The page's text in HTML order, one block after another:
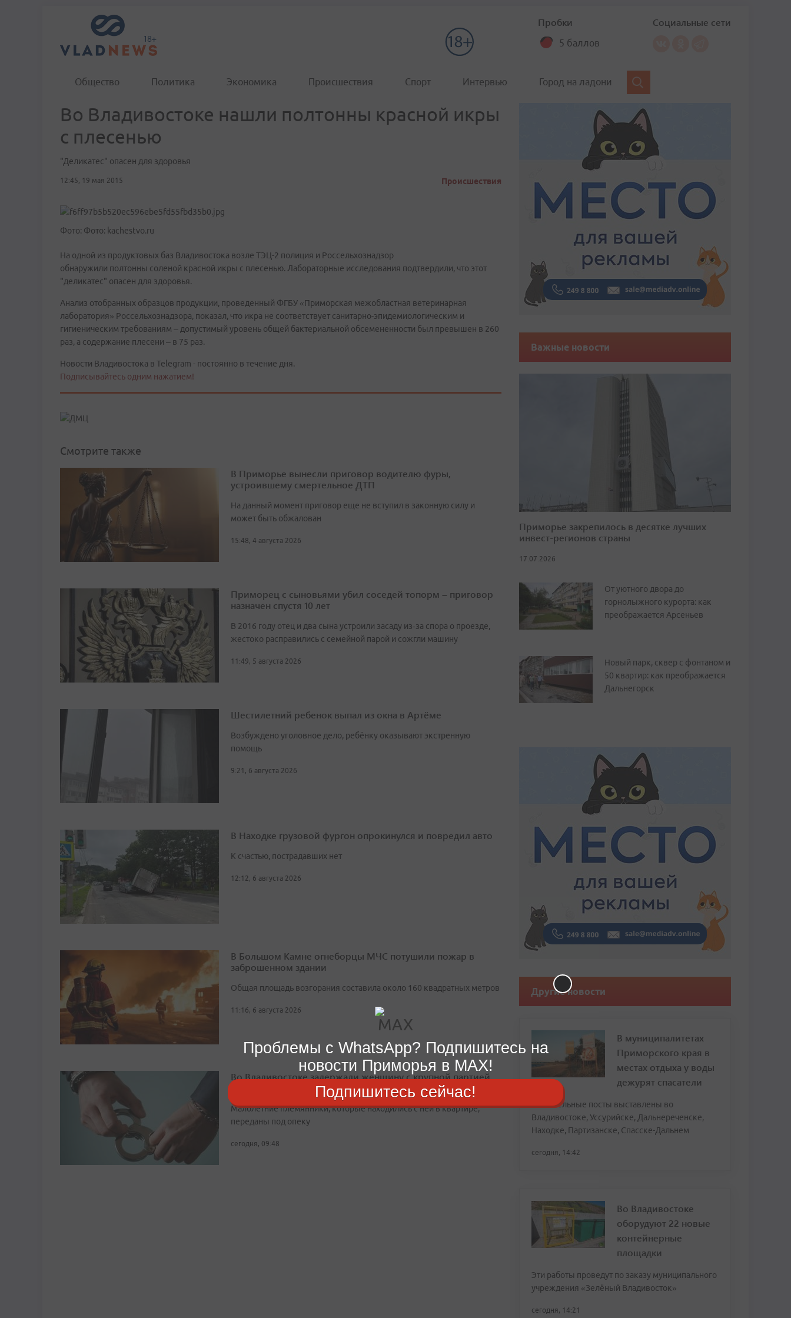
Пробки
5 баллов
Социальные сети
Общество Политика Экономика Происшествия Спорт Интервью Город на ладони
Во Владивостоке нашли полтонны красной икры
с плесенью
"Деликатес" опасен для здоровья
12:45, 19 мая 2015 Происшествия
Фото: Фото: kachestvo.ru
На одной из продуктовых баз Владивостока возле ТЭЦ-2 полиция и Россельхознадзор
обнаружили полтонны соленой красной икры с плесенью. Лабораторные исследования подтвердили, что этот
"деликатес" опасен для здоровья.
Анализ отобранных образцов продукции, проведенный ФГБУ «Приморская межобластная ветеринарная
лаборатория» Россельхознадзора, показал, что икра не соответствует санитарно-эпидемиологическим и
гигиеническим требованиям – допустимый уровень общей бактериальной обсемененности был превышен в 260
раз, а содержание плесени – в 75 раз.
Новости Владивостока в Telegram - постоянно в течение дня.
Подписывайтесь одним нажатием!
Смотрите также
В Приморье вынесли приговор водителю фуры,
устроившему смертельное ДТП
На данный момент приговор еще не вступил в законную силу и
может быть обжалован
15:48, 4 августа 2026
Приморец с сыновьями убил соседей топорм – приговор
назначен спустя 10 лет
В 2016 году отец и два сына устроили засаду из‑за спора о проезде,
жестоко расправились с семейной парой и сожгли машину
11:49, 5 августа 2026
Шестилетний ребенок выпал из окна в Артёме
Возбуждено уголовное дело, ребёнку оказывают экстренную
помощь
9:21, 6 августа 2026
В Находке грузовой фургон опрокинулся и повредил авто
К счастью, пострадавших нет
12:12, 6 августа 2026
В Большом Камне огнеборцы МЧС потушили пожар в
заброшенном здании
Общая площадь возгорания составила около 160 квадратных метров
11:16, 6 августа 2026
Во Владивостоке задержали женщину с крупной партией
Малолетние племянники, которые находились с ней в квартире,
переданы под опеку
сегодня, 09:48
Важные новости
Приморье закрепилось в десятке лучших
инвест-регионов страны
17.07.2026
От уютного двора до
горнолыжного курорта: как
преображается Арсеньев
Новый парк, сквер с фонтаном и
50 квартир: как преображается
Дальнегорск
Другие новости
В муниципалитетах
Приморского края в
местах отдыха у воды
дежурят спасатели
Спасательные посты выставлены во
Владивостоке, Уссурийске, Дальнереченске,
Находке, Партизанске, Спасске-Дальнем
сегодня, 14:42
Во Владивостоке
оборудуют 22 новые
контейнерные
площадки
Эти работы проведут по заказу муниципального
учреждения «Зелёный Владивосток»
сегодня, 14:21
Проблемы с WhatsApp? Подпишитесь на
новости Приморья в MAX!
Подпишитесь сейчас!